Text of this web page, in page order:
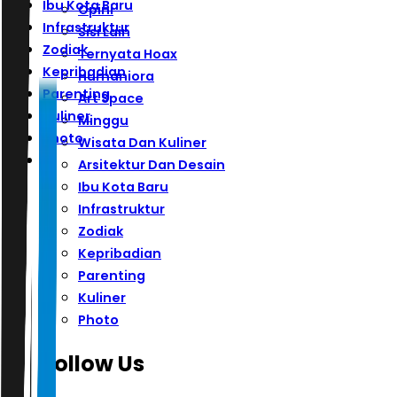
Ibu Kota Baru
Infrastruktur
Zodiak
Kepribadian
Parenting
Kuliner
Photo
Opini
Sisi Lain
Ternyata Hoax
Humaniora
Art Space
Minggu
Wisata Dan Kuliner
Arsitektur Dan Desain
Ibu Kota Baru
Infrastruktur
Zodiak
Kepribadian
Parenting
Kuliner
Photo
Follow Us